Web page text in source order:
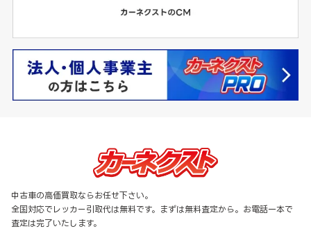
中古車の高価買取ならお任せ下さい。
全国対応でレッカー引取代は無料です。まずは無料査定から。お電話一本で
査定は完了いたします。